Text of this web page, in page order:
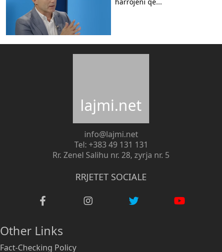
lajmi.net
info@lajmi.net
Tel: +383 49 131 131
Rr. Zenel Salihu nr. 28, zyrja nr. 5
RRJETET SOCIALE
Other Links
Fact-Checking Policy